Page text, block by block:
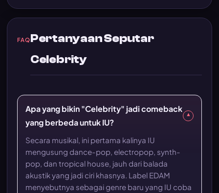
FAQPertanyaan Seputar
Celebrity
Apa yang bikin "Celebrity" jadi comeback
yang berbeda untuk IU?
▾
Secara musikal, ini pertama kalinya IU
mengusung dance-pop, electropop, synth-
pop, dan tropical house, jauh dari balada
akustik yang jadi ciri khasnya. Label EDAM
menyebutnya sebagai genre baru yang IU coba